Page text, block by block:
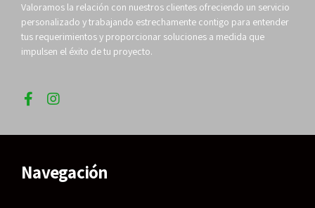
Valoramos la relación con nuestros clientes ofreciendo un servicio
personalizado y trabajando estrechamente contigo para entender
tus requerimientos y proporcionar soluciones a medida que
impulsen el éxito de tu proyecto.
Navegación